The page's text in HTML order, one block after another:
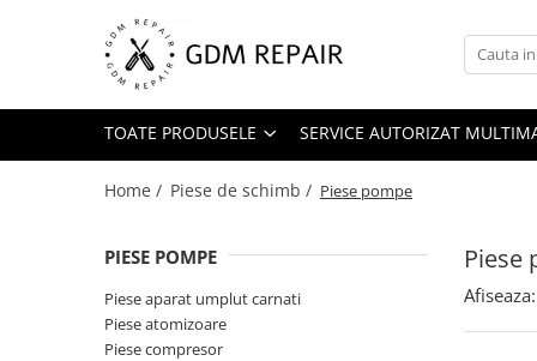
Toate Produsele
Accesorii masina tuns gazon
Masini de tuns iarba
Trimmere & motocoase electrice
Motofierastraie
Accesorii motoferastrau
TOATE PRODUSELE SERVICE AUTORIZAT
Home / Piese de schimb / Piese pompe
Piese
PIESE POMPE
Piese aparat umplut carnati
Piese atomizoare
Piese compresor
Afiseaza: